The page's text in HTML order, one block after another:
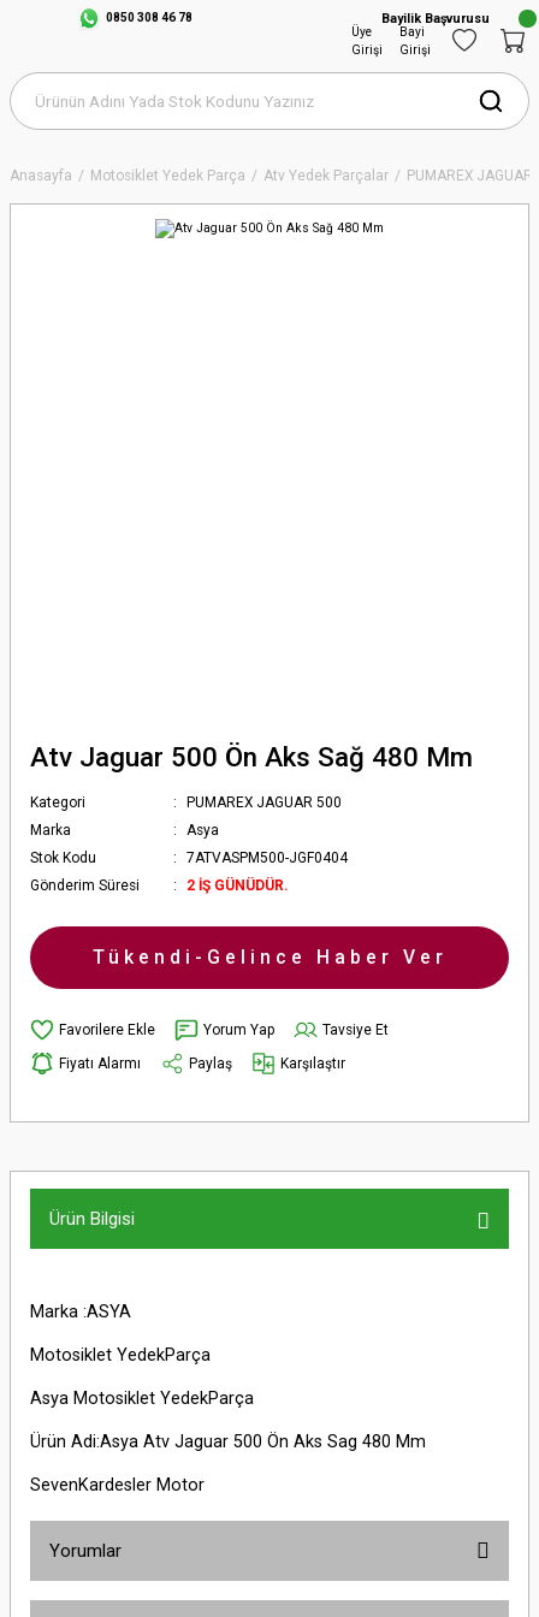
Üye
Girişi
Bayi
Girişi
Anasayfa Motosiklet Yedek Parça Atv Yedek Parçalar PUMAREX JAGUAR
Atv Jaguar 500 Ön Aks Sağ 480 Mm
Kategori
PUMAREX JAGUAR 500
Marka
Asya
Stok Kodu
7ATVASPM500-JGF0404
Gönderim Süresi
2 İŞ GÜNÜDÜR.
Tükendi-Gelince Haber Ver
Yorum Yap
Tavsiye Et
Fiyatı Alarmı
Paylaş Karşılaştır
Ürün Bilgisi
Marka :ASYA
Motosiklet YedekParça
Asya Motosiklet YedekParça
Ürün Adi:Asya Atv Jaguar 500 Ön Aks Sag 480 Mm
SevenKardesler Motor
Yorumlar
0850 308 46 78 Bayilik Başvurusu